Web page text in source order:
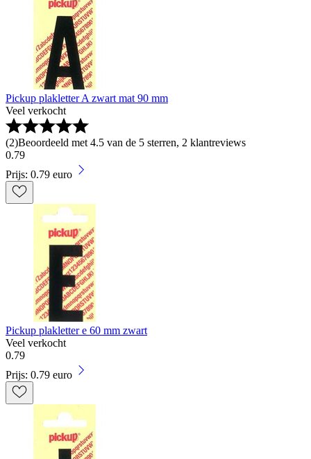
Pickup plakletter A zwart mat 90 mm
Veel verkocht
(2)Beoordeeld met 4.5 van de 5 sterren, 2 klantreviews
0.79
Prijs: 0.79 euro
Pickup plakletter e 60 mm zwart
Veel verkocht
0.79
Prijs: 0.79 euro